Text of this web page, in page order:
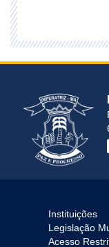
Instituições
Legislação
Acesso